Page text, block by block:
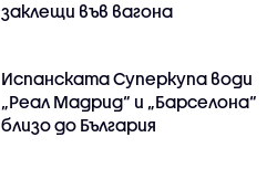
заклещи във вагона
Испанската Суперкупа води
„Реал Мадрид“ и „Барселона“
близо до България